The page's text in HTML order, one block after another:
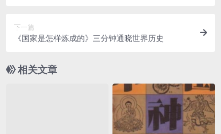
下一篇
《国家是怎样炼成的》三分钟通晓世界历史
相关文章